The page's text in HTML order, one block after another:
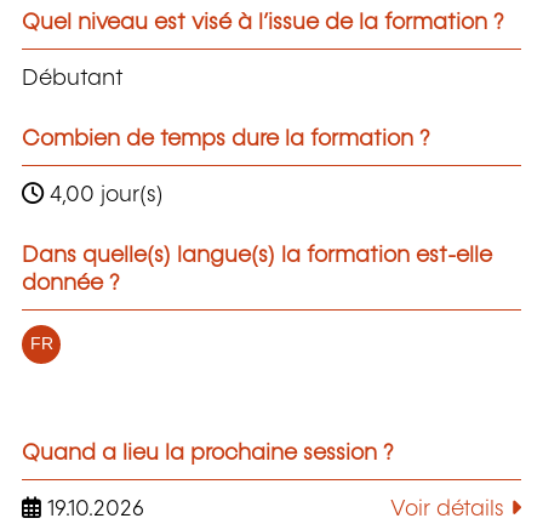
Quel niveau est visé à l’issue de la formation ?
Débutant
Combien de temps dure la formation ?
4,00 jour(s)
Dans quelle(s) langue(s) la formation est-elle
donnée ?
FR
Quand a lieu la prochaine session ?
19.10.2026 Voir détails